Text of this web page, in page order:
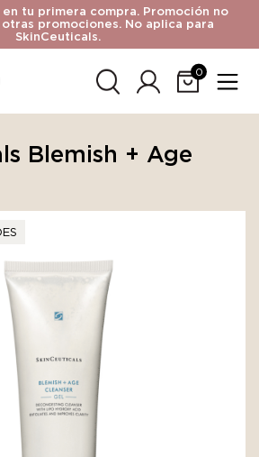
tu primera compra. Promoción no
promociones. No aplica para
SkinCeuticals.
0
Blemish + Age